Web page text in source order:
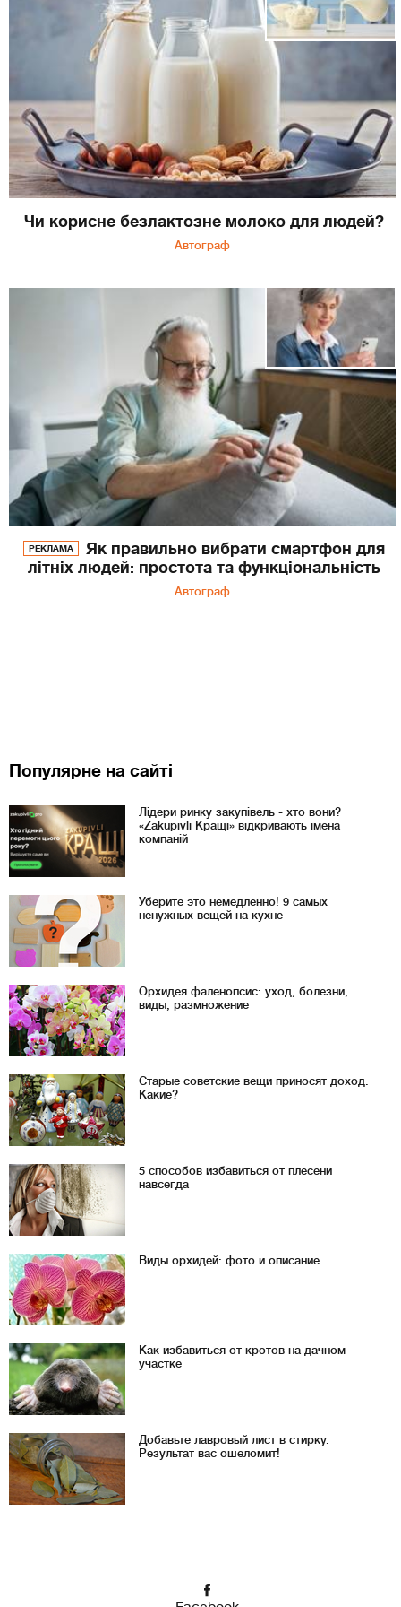
Чи корисне безлактозне молоко для людей?
Автограф
РЕКЛАМА
Як правильно вибрати смартфон для
літніх людей: простота та функціональність
Автограф
Популярне на сайті
Лідери ринку закупівель - хто вони?
«Zakupivli Кращі» відкривають імена
компаній
Уберите это немедленно! 9 самых
ненужных вещей на кухне
Орхидея фаленопсис: уход, болезни,
виды, размножение
Старые советские вещи приносят доход.
Какие?
5 способов избавиться от плесени
навсегда
Виды орхидей: фото и описание
Как избавиться от кротов на дачном
участке
Добавьте лавровый лист в стирку.
Результат вас ошеломит!